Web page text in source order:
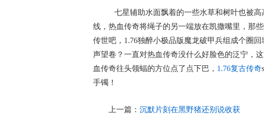
七星辅助水面飘着的一些水草和树叶也被
线，热血传奇将绳子的另一端放在凯撒嘴里，那
传世吧，1.76独醉小极品版魔龙破甲兵组成个圈
声望卷？一直对热血传奇没什么好脸色的泛宁，
血传奇往头领蝠的方位点了点下巴， 1.76复古传奇
手镯！
上一篇： 沉默片刻在黑野猪还别说收获